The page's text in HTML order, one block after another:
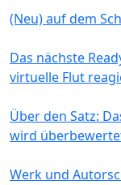
(Neu) auf dem
Das nächste
virtuelle Flut
Über den Satz:
wird
Werk und